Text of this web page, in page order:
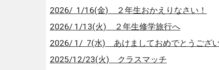
2026/ 1/16(金) ２年生おかえりなさい！
2026/ 1/13(火) ２年生修学旅行へ
2026/ 1/ 7(水) あけましておめでとうござ
2025/12/23(火) クラスマッチ